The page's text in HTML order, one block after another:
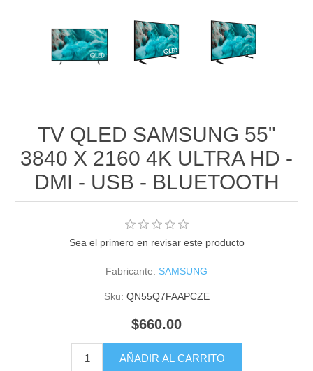
TV QLED SAMSUNG 55"
3840 X 2160 4K ULTRA HD -
DMI - USB - BLUETOOTH
Sea el primero en revisar este producto
Fabricante: SAMSUNG
Sku: QN55Q7FAAPCZE
$660.00
AÑADIR AL CARRITO